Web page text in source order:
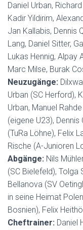
Daniel Urban,
Kadir Yildirim,
Jan Kallabis, Dennis
Lang, Daniel Sitter,
Lukas Hennig, Alpay
Marc Milse, Burak
Neuzugänge:
Urban (SC Herford),
Urban, Manuel
(eigene U23), Dennis
(TuRa Löhne), Felix
Rische (A-Junioren
Abgänge: Nils
(SC Bielefeld), Tolga
Bellanova (SV
in seine Heimat
Bosnien), Felix
Cheftrainer: Daniel